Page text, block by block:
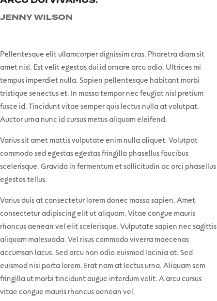
JENNY WILSON
Pellentesque elit ullamcorper dignissim cras. Pharetra diam sit
amet nisl. Est velit egestas dui id ornare arcu odio. Ultrices mi
tempus imperdiet nulla. Sapien pellentesque habitant morbi
tristique senectus et. In massa tempor nec feugiat nisl pretium
fusce id. Tincidunt vitae semper quis lectus nulla at volutpat.
Auctor urna nunc id cursus metus aliquam eleifend.
Varius sit amet mattis vulputate enim nulla aliquet. Volutpat
commodo sed egestas egestas fringilla phasellus faucibus
scelerisque. Gravida in fermentum et sollicitudin ac orci phasellus
egestas tellus.
Varius duis at consectetur lorem donec massa sapien. Amet
consectetur adipiscing elit ut aliquam. Vitae congue mauris
rhoncus aenean vel elit scelerisque. Vulputate sapien nec sagittis
aliquam malesuada. Vel risus commodo viverra maecenas
accumsan lacus. Sed arcu non odio euismod lacinia at. Sed
euismod nisi porta lorem. Erat nam at lectus urna. Aliquam sem
fringilla ut morbi tincidunt augue interdum velit. A arcu cursus
vitae congue mauris rhoncus aenean vel.